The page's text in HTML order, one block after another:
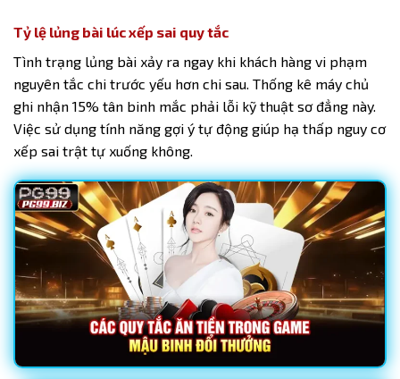
Tỷ lệ lủng bài lúc xếp sai quy tắc
Tình trạng lủng bài xảy ra ngay khi khách hàng vi phạm
nguyên tắc chi trước yếu hơn chi sau. Thống kê máy chủ
ghi nhận 15% tân binh mắc phải lỗi kỹ thuật sơ đẳng này.
Việc sử dụng tính năng gợi ý tự động giúp hạ thấp nguy cơ
xếp sai trật tự xuống không.